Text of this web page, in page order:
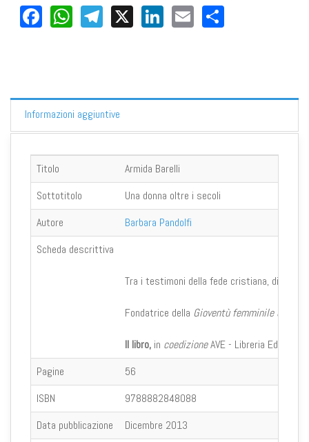
Facebook
WhatsApp
Telegram
X LinkedIn
Email
Informazioni aggiuntive
Titolo
Armida Barelli
Sottotitolo
Una donna oltre i secoli
Autore
Barbara Pandolfi
Scheda descrittiva
Tra i testimoni della fede cristiana, di cui -
Fondatrice della Gioventù femminile di
Il libro, in coedizioneAVE - Libreria Editrice
Pagine
56
ISBN
9788882848088
Data pubblicazione
Dicembre 2013